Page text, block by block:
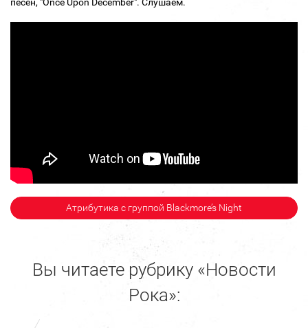
Атрибутика с группой Blackmore’s Night
Вы читаете рубрику «Новости
Рока»: